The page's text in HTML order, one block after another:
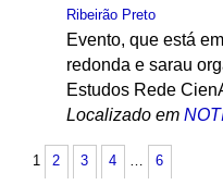
Ribeirão Preto
Evento, que está
redonda e sarau
Estudos Rede
Localizado em
1 2 3 4 … 6